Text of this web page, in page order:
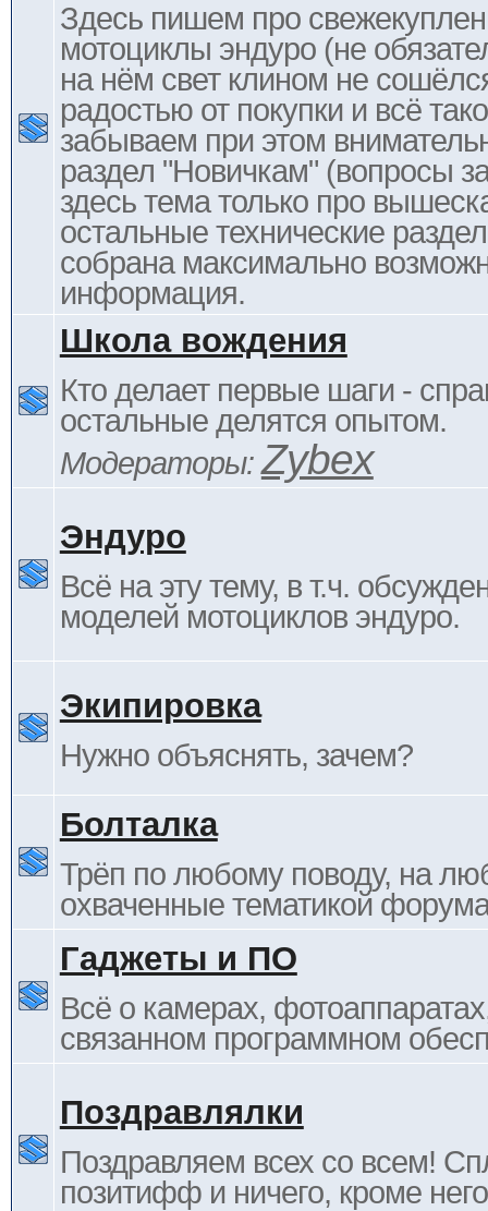
Здесь пишем про
мотоциклы эндуро (не
на нём свет клином не
радостью от покупки и всё
забываем при этом
раздел "Новичкам" (вопросы
здесь тема только про
остальные технические
собрана максимально
информация.
Школа вождения
Кто делает первые шаги -
остальные делятся опытом.
Модераторы:Zybex
Эндуро
Всё на эту тему, в т.ч.
моделей мотоциклов эндуро.
Экипировка
Нужно объяснять, зачем?
Болталка
Трёп по любому поводу, на
охваченные тематикой
Гаджеты и ПО
Всё о камерах,
связанном программном
Поздравлялки
Поздравляем всех со всем!
позитифф и ничего, кроме